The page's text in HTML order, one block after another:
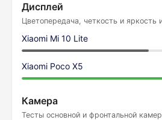
Дисплей
Цветопередача, четкость и яркость
Xiaomi Mi 10 Lite
Xiaomi Poco X5
Камера
Тесты основной и фронтальной